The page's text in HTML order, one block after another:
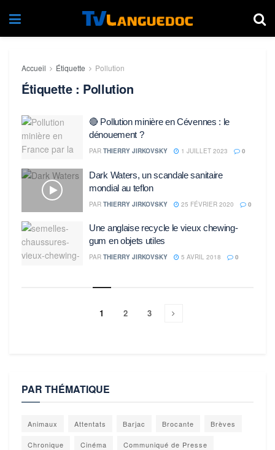
Accueil Étiquette Pollution
Étiquette : Pollution
🔴 Pollution minière en Cévennes : le
dénouement ?
PAR THIERRY JIRKOVSKY 1 JUILLET 2023 0
Dark Waters, un scandale sanitaire
mondial au teflon
PAR THIERRY JIRKOVSKY 25 FÉVRIER 2020 0
Une anglaise recycle le vieux chewing-
gum en objets utiles
PAR THIERRY JIRKOVSKY 5 AVRIL 2018 0
1 2 3
PAR THÉMATIQUE
Animaux Attentats Barjac Brocante Brèves
Chronique Cinéma Communiqué de Presse